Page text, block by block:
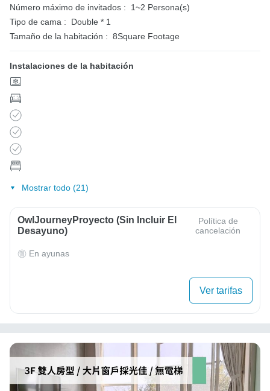
Número máximo de invitados :
1~2 Persona(s)
Tipo de cama :
Double * 1
Tamaño de la habitación : 8Square Footage
Instalaciones de la habitación
Mostrar todo (21)
OwlJourneyProyecto (sin Incluir El
Desayuno)
Política de
cancelación
En ayunas
Ver tarifas